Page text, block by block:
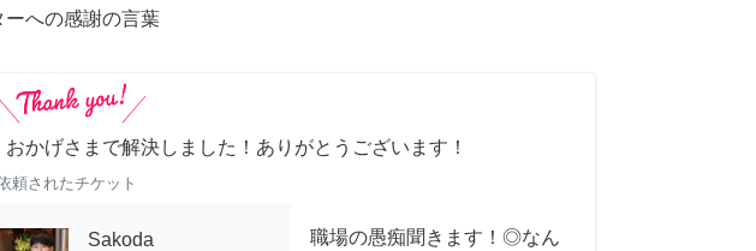
への感謝の言葉
おかげさまで解決しました！ありがとうございます！
頼されたチケット
Sakoda
職場の愚痴聞きます！◎なん